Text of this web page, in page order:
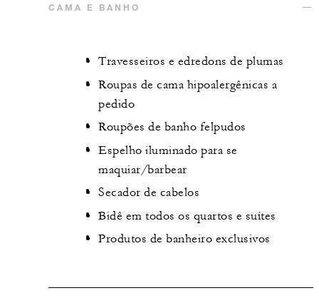
CAMA E BANHO
Travesseiros e edredons de plumas
Roupas de cama hipoalergênicas a
pedido
Roupões de banho felpudos
Espelho iluminado para se
maquiar/barbear
Secador de cabelos
Bidê em todos os quartos e suítes
Produtos de banheiro exclusivos